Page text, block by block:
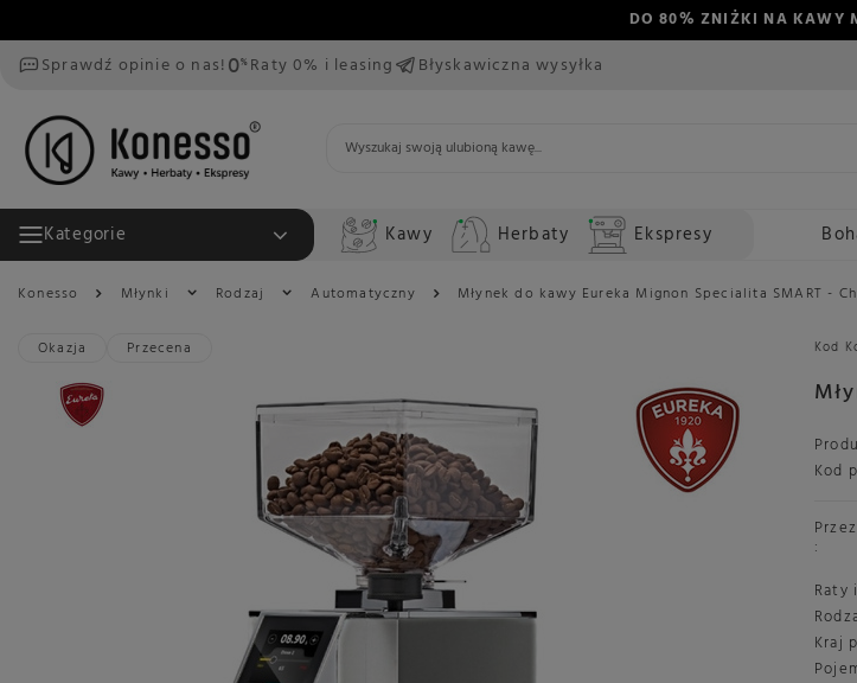
DO 80% ZNIŻKI NA KAWY
Sprawdź opinie o nas!
Raty 0% i leasing Błyskawiczna wysyłka
Kategorie Kawy Herbaty Ekspresy
Konesso Młynki Rodzaj Automatyczny Młynek do kawy Eureka Mignon Specialita SMART -
Okazja Przecena Kod
Kod
:
Raty
Kraj